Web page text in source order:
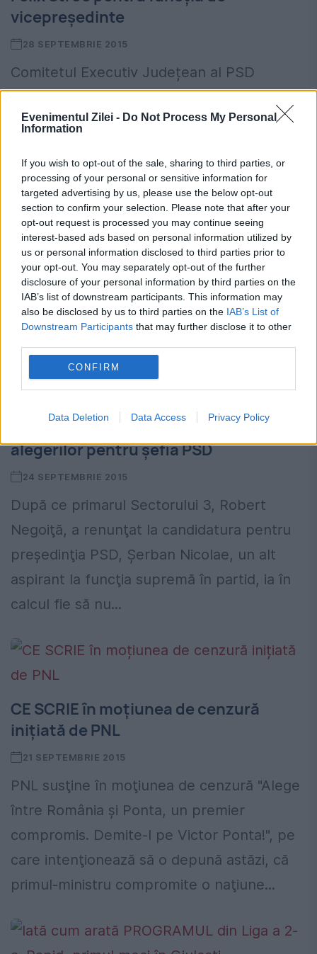
Evenimentul Zilei - Do Not Process My Personal
Information
If you wish to opt-out of the sale, sharing to third parties, or
processing of your personal or sensitive information for
targeted advertising by us, please use the below opt-out
section to confirm your selection. Please note that after your
opt-out request is processed you may continue seeing
interest-based ads based on personal information utilized by
us or personal information disclosed to third parties prior to
your opt-out. You may separately opt-out of the further
disclosure of your personal information by third parties on the
IAB’s list of downstream participants. This information may
also be disclosed by us to third parties on the IAB’s List of
Downstream Participants that may further disclose it to other
CONFIRM
Data Deletion Data Access Privacy Policy
vicepreşedinte
28 SEPTEMBRIE 2015
Comitetul Executiv Județean al PSD
pentru susținerea lui Liviu Dragnea la
Naționale PSD și pentru susținerea lui
Valeriu Zgonea la...
Şerban Nicolae vrea amânarea
alegerilor pentru şefia PSD
24 SEPTEMBRIE 2015
După ce primarul Sectorului 3, Robert
Negoiţă, a renunţat la candidatura pentru
preşedinţia PSD, Şerban Nicolae, un alt
aspirant la funcţia supremă în partid, ia în
calcul fie să nu...
CE SCRIE în moțiunea de cenzură
inițiată de PNL
21 SEPTEMBRIE 2015
PNL susţine în moţiunea de cenzură "Alege
între România şi Ponta, un premier
compromis. Demite-l pe Victor Ponta!", pe
care intenţionează să o depună astăzi, că
primul-ministru compromite o naţiune...